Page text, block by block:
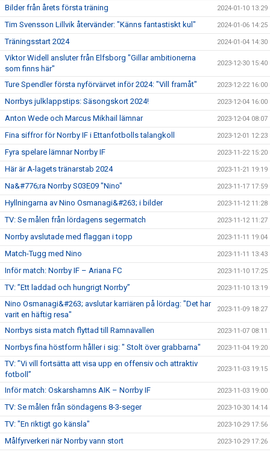
Bilder från årets första träning 2024-01-10 13:29
Tim Svensson Lillvik återvänder: "Känns fantastiskt kul" 2024-01-06 14:25
Träningsstart 2024 2024-01-04 14:30
Viktor Widell ansluter från Elfsborg "Gillar ambitionerna
som finns här"
2023-12-30 15:40
Ture Spendler första nyförvärvet inför 2024: "Vill framåt" 2023-12-22 16:00
Norrbys julklappstips: Säsongskort 2024! 2023-12-04 16:00
Anton Wede och Marcus Mikhail lämnar 2023-12-04 08:07
Fina siffror för Norrby IF i Ettanfotbolls talangkoll 2023-12-01 12:23
Fyra spelare lämnar Norrby IF 2023-11-22 15:20
Här är A-lagets tränarstab 2024 2023-11-21 19:19
Na&#776;ra Norrby S03E09 "Nino" 2023-11-17 17:59
Hyllningarna av Nino Osmanagi&#263; i bilder 2023-11-12 11:28
TV: Se målen från lördagens segermatch 2023-11-12 11:27
Norrby avslutade med flaggan i topp 2023-11-11 19:04
Match-Tugg med Nino 2023-11-11 13:43
Inför match: Norrby IF – Ariana FC 2023-11-10 17:25
TV: ”Ett laddad och hungrigt Norrby” 2023-11-10 13:19
Nino Osmanagi&#263; avslutar karriären på lördag: "Det har
varit en häftig resa"
2023-11-09 18:27
Norrbys sista match flyttad till Ramnavallen 2023-11-07 08:11
Norrbys fina höstform håller i sig: " Stolt över grabbarna" 2023-11-04 19:20
TV: ”Vi vill fortsätta att visa upp en offensiv och attraktiv
fotboll”
2023-11-03 19:15
Inför match: Oskarshamns AIK – Norrby IF 2023-11-03 19:00
TV: Se målen från söndagens 8-3-seger 2023-10-30 14:14
TV: "En riktigt go känsla" 2023-10-29 17:56
Målfyrverkeri när Norrby vann stort 2023-10-29 17:26